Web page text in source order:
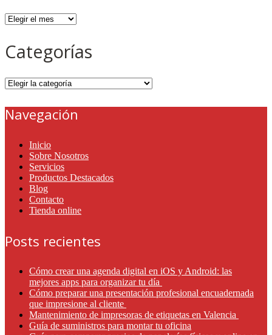
Archivos
Categorías
Categorías
Navegación
Inicio
Sobre Nosotros
Servicios
Productos Destacados
Blog
Contacto
Tienda online
Posts recientes
Cómo crear una agenda digital en iOS y Android: las
mejores apps para organizar tu día
Cómo preparar una presentación profesional encuadernada
que impresione al cliente
Mantenimiento de impresoras de etiquetas en Valencia
Guía de suministros para montar tu oficina